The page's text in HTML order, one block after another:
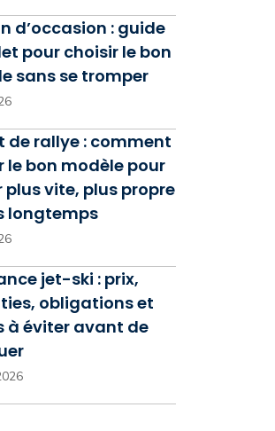
d’occasion : guide
pour choisir le bon
sans se tromper
de rallye : comment
le bon modèle pour
plus vite, plus propre
longtemps
jet-ski : prix,
obligations et
à éviter avant de